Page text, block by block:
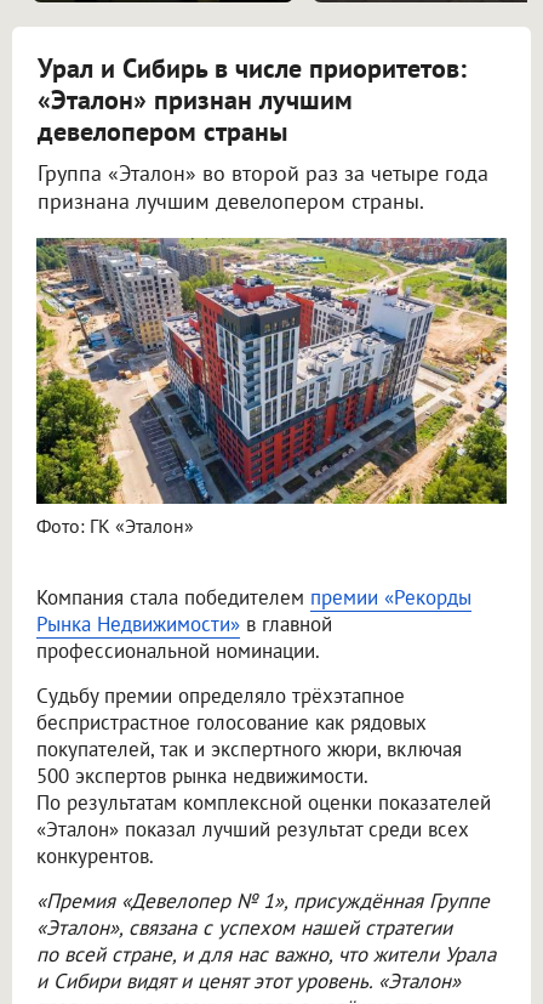
Урал и Сибирь в числе приоритетов:
«Эталон» признан лучшим
девелопером страны
Группа «Эталон» во второй раз за четыре года
признана лучшим девелопером страны.
Фото: ГК «Эталон»
Компания стала победителем премии «Рекорды
Рынка Недвижимости» в главной
профессиональной номинации.
Судьбу премии определяло трёхэтапное
беспристрастное голосование как рядовых
покупателей, так и экспертного жюри, включая
500 экспертов рынка недвижимости.
По результатам комплексной оценки показателей
«Эталон» показал лучший результат среди всех
конкурентов.
«Премия «Девелопер № 1», присуждённая Группе
«Эталон», связана с успехом нашей стратегии
по всей стране, и для нас важно, что жители Урала
и Сибири видят и ценят этот уровень. «Эталон»